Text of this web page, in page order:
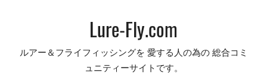
Lure-Fly.com
ルアー＆フライフィッシングを 愛する人の為の 総合コミ
ュニティーサイトです。